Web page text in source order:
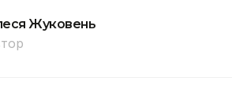
Жуковень